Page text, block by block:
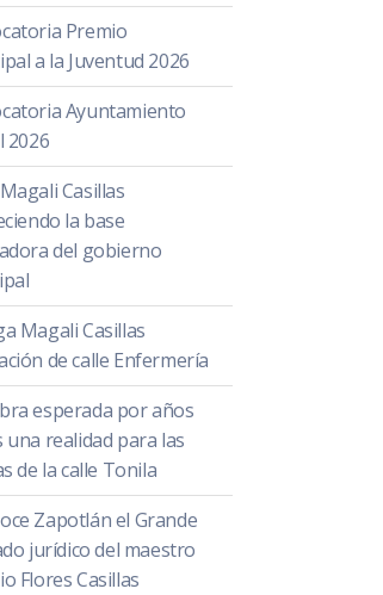
Premio
a la Juventud 2026
Ayuntamiento
2026
Casillas
la base
del gobierno
Magali Casillas
de calle Enfermería
esperada por años
una realidad para las
de la calle Tonila
Zapotlán el Grande
jurídico del maestro
Flores Casillas